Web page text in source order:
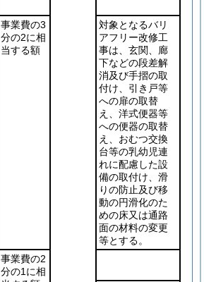
事業費の3
分の2に相
当する額
対象となるバリ
アフリー改修工
事は、玄関、廊
下などの段差解
消及び手摺の取
付け、引き戸等
への扉の取替
え、洋式便器等
への便器の取替
え、おむつ交換
台等の乳幼児連
れに配慮した設
備の取付け、滑
りの防止及び移
動の円滑化のた
めの床又は通路
面の材料の変更
等とする。
事業費の2
分の1に相